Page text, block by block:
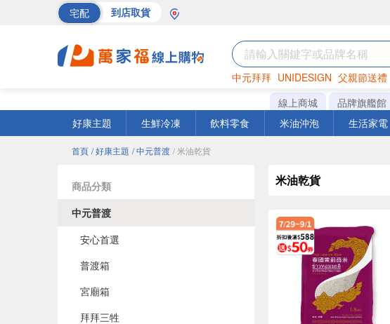
宅配 到店取貨
中元拜拜 UNIDESIGN 父親節送禮
巧克力 罐頭 衛生紙
線上商城 品牌旗艦館
好康主題
生鮮冷凍 飲料零食 米油沖泡 生活家電
首頁 / 好康主題 / 中元普渡 / 米油乾貨
商品分類
中元普渡
安心首選
普渡箱
宮廟箱
拜拜三牲
米油乾貨